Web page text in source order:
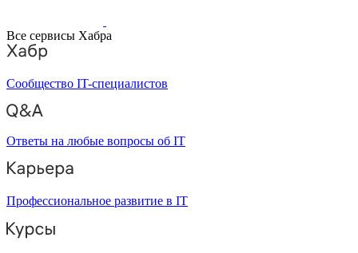
Все сервисы Хабра
Сообщество IT-специалистов
Ответы на любые вопросы об IT
Профессиональное развитие в IT